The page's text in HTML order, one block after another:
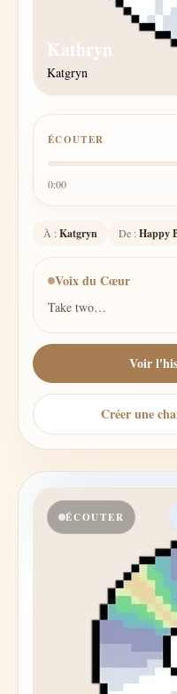
Kathryn
Katgryn
ÉCOUTER
0:00
À :Katgryn De :Happy
Voix du Cœur
Take two…
Voir
Créer une
ÉCOUTER